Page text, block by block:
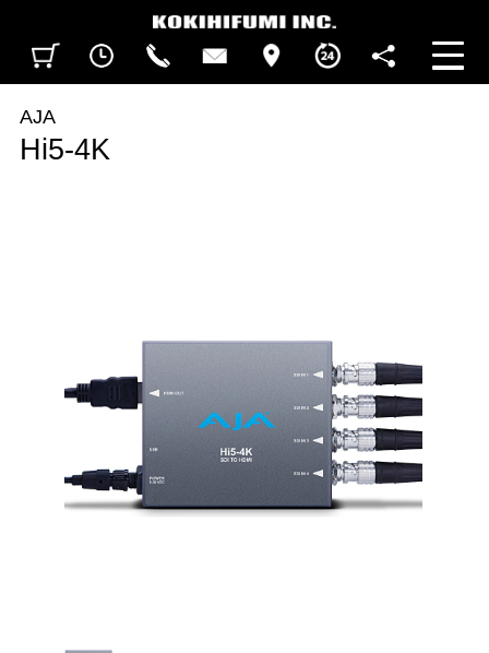
BUSINESS HOURS
FOLLOW US
AJA
Hi5-4K